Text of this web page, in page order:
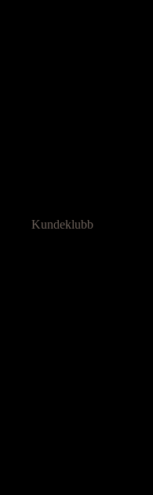
Kundeklubb